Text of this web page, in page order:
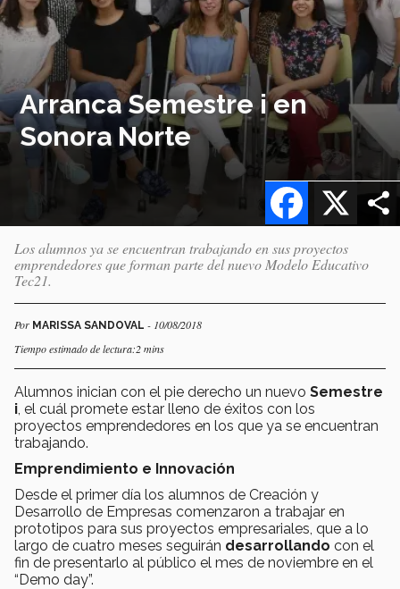
Arranca Semestre i en
Sonora Norte
X
Facebook
Los alumnos ya se encuentran trabajando en sus proyectos
emprendedores que forman parte del nuevo Modelo Educativo
Tec21.
Por MARISSA SANDOVAL - 10/08/2018
Tiempo estimado de lectura:2 mins
Alumnos inician con el pie derecho un nuevo Semestre
i , el cuál promete estar lleno de éxitos con los
proyectos emprendedores en los que ya se encuentran
trabajando.
Emprendimiento e Innovación
Desde el primer día los alumnos de Creación y
Desarrollo de Empresas comenzaron a trabajar en
prototipos para sus proyectos empresariales, que a lo
largo de cuatro meses seguirán desarrollando con el
fin de presentarlo al público el mes de noviembre en el
“Demo day”.